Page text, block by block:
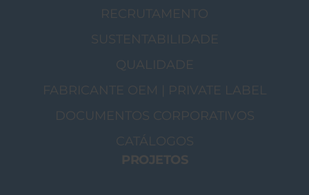
RECRUTAMENTO
SUSTENTABILIDADE
QUALIDADE
FABRICANTE OEM | PRIVATE LABEL
DOCUMENTOS CORPORATIVOS
CATÁLOGOS
PROJETOS